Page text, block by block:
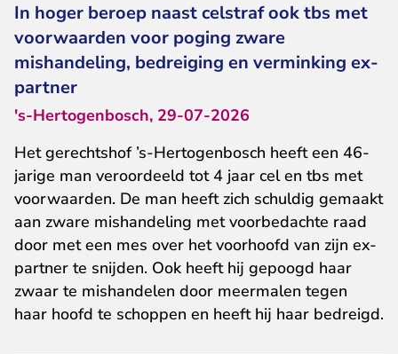
In hoger beroep naast celstraf ook tbs met
voorwaarden voor poging zware
mishandeling, bedreiging en verminking ex-
partner
's-Hertogenbosch, 29-07-2026
Het gerechtshof ’s-Hertogenbosch heeft een 46-
jarige man veroordeeld tot 4 jaar cel en tbs met
voorwaarden. De man heeft zich schuldig gemaakt
aan zware mishandeling met voorbedachte raad
door met een mes over het voorhoofd van zijn ex-
partner te snijden. Ook heeft hij gepoogd haar
zwaar te mishandelen door meermalen tegen
haar hoofd te schoppen en heeft hij haar bedreigd.